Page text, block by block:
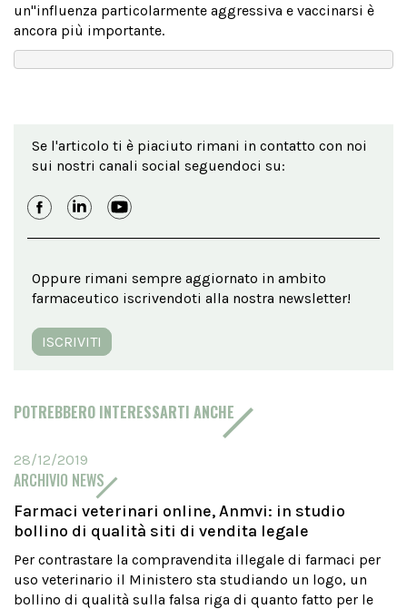
un''influenza particolarmente aggressiva e vaccinarsi è
ancora più importante.
Se l'articolo ti è piaciuto rimani in contatto con noi
sui nostri canali social seguendoci su:
Oppure rimani sempre aggiornato in ambito
farmaceutico iscrivendoti alla nostra newsletter!
ISCRIVITI
POTREBBERO INTERESSARTI ANCHE
28/12/2019
ARCHIVIO NEWS
Farmaci veterinari online, Anmvi: in studio
bollino di qualità siti di vendita legale
Per contrastare la compravendita illegale di farmaci per
uso veterinario il Ministero sta studiando un logo, un
bollino di qualità sulla falsa riga di quanto fatto per le